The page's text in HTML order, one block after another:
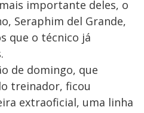
importante deles, o
Seraphim del Grande,
que o técnico já
de domingo, que
treinador, ficou
extraoficial, uma linha